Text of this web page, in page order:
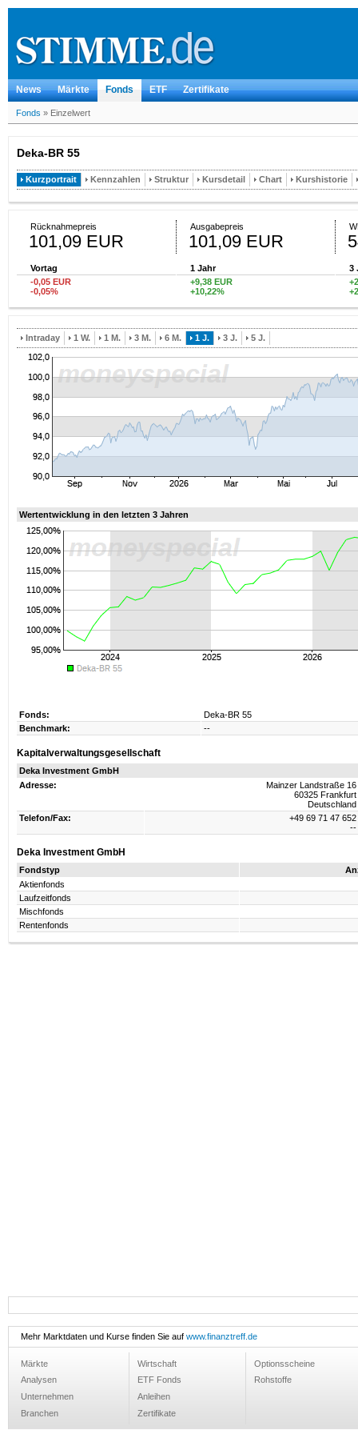
News Märkte Fonds ETF Zertifikate
Fonds » Einzelwert
Deka-BR 55
Kurzportrait Kennzahlen Struktur Kursdetail Chart Kurshistorie
Rücknahmepreis
101,09 EUR
Ausgabepreis
101,09 EUR
Vortag 1 Jahr
3
-0,05 EUR
-0,05%
+9,38 EUR
+10,22%
Intraday 1 W. 1 M. 3 M. 6 M. 1 J. 3 J. 5 J.
Wertentwicklung in den letzten 3 Jahren
Fonds:
Deka-BR 55
Benchmark:
--
Kapitalverwaltungsgesellschaft
Deka Investment GmbH
Adresse:
Mainzer Landstraße 16
60325 Frankfurt
Deutschland
Telefon/Fax:
+49 69 71 47 652
--
Deka Investment GmbH
Fondstyp
Aktienfonds
Laufzeitfonds
Mischfonds
Rentenfonds
Mehr Marktdaten und Kurse finden Sie auf www.finanztreff.de
Märkte
Analysen
Unternehmen
Branchen
Wirtschaft
ETF Fonds
Anleihen
Zertifikate
Optionsscheine
Rohstoffe